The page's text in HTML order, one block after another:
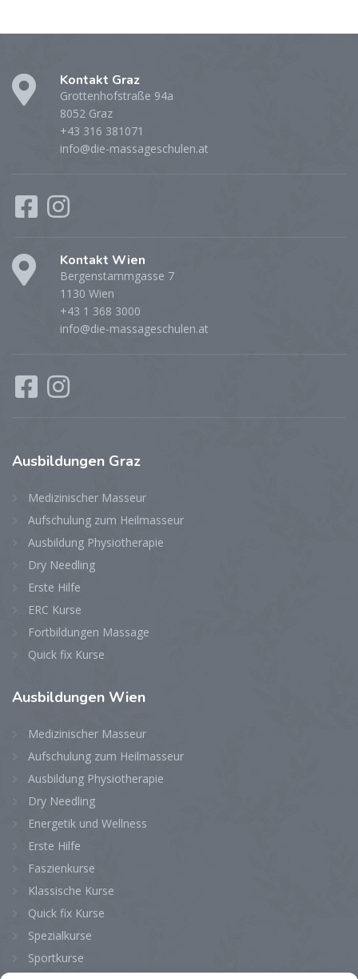
Kontakt Graz
Grottenhofstraße 94a
8052 Graz
+43 316 381071
info@die-massageschulen.at
Kontakt Wien
Bergenstammgasse 7
1130 Wien
+43 1 368 3000
info@die-massageschulen.at
Ausbildungen Graz
Medizinischer Masseur
Aufschulung zum Heilmasseur
Ausbildung Physiotherapie
Dry Needling
Erste Hilfe
ERC Kurse
Fortbildungen Massage
Quick fix Kurse
Ausbildungen Wien
Medizinischer Masseur
Aufschulung zum Heilmasseur
Ausbildung Physiotherapie
Dry Needling
Energetik und Wellness
Erste Hilfe
Faszienkurse
Klassische Kurse
Quick fix Kurse
Spezialkurse
Sportkurse